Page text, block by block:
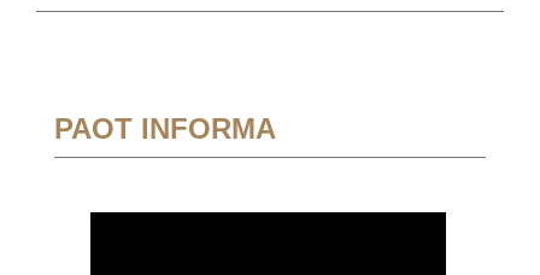
PAOT INFORMA